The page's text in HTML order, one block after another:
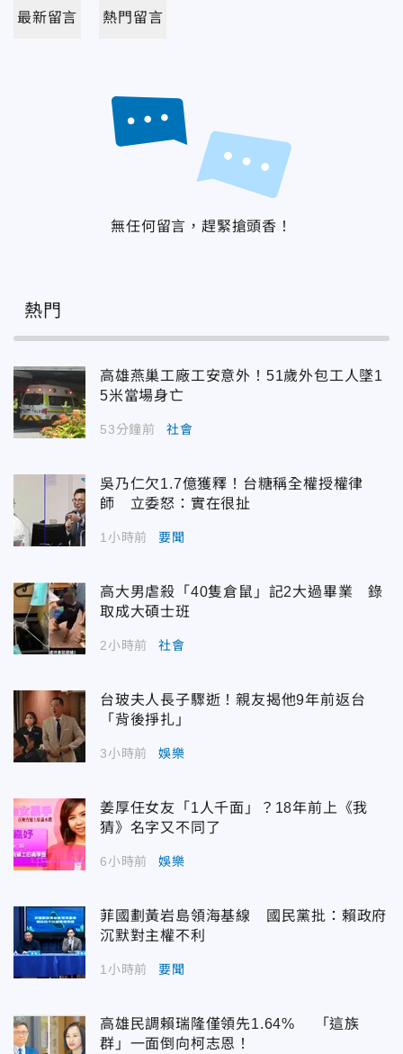
最新留言 熱門留言
無任何留言，趕緊搶頭香！
熱門
高雄燕巢工廠工安意外！51歲外包工人墜1
5米當場身亡
53分鐘前 社會
吳乃仁欠1.7億獲釋！台糖稱全權授權律
師 立委怒：實在很扯
1小時前 要聞
高大男虐殺「40隻倉鼠」記2大過畢業 錄
取成大碩士班
2小時前 社會
台玻夫人長子驟逝！親友揭他9年前返台
「背後掙扎」
3小時前 娛樂
姜厚任女友「1人千面」？18年前上《我
猜》名字又不同了
6小時前 娛樂
菲國劃黃岩島領海基線 國民黨批：賴政府
沉默對主權不利
1小時前 要聞
高雄民調賴瑞隆僅領先1.64% 「這族
群」一面倒向柯志恩！